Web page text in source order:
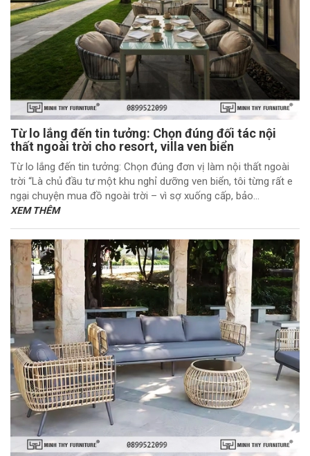
Từ lo lắng đến tin tưởng: Chọn đúng đối tác nội
thất ngoài trời cho resort, villa ven biển
Từ lo lắng đến tin tưởng: Chọn đúng đơn vị làm nội thất ngoài
trời “Là chủ đầu tư một khu nghỉ dưỡng ven biển, tôi từng rất e
ngại chuyện mua đồ ngoài trời – vì sợ xuống cấp, bảo...
XEM THÊM